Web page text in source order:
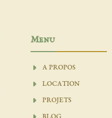
Menu
A PROPOS
LOCATION
PROJETS
BLOG